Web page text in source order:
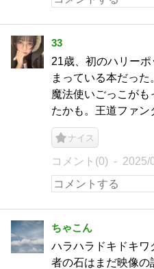
33
21歳、初のハリー
まっている本だっ
魔法使いごっこが
たかも。王道ファン
ナイス
コメント(0) 2025/
ちゃこん
ハラハラドキドキワ
者の石はまだ映像の